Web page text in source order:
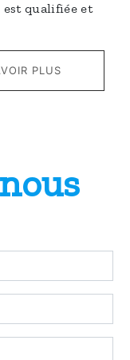
est qualifiée et
PLUS